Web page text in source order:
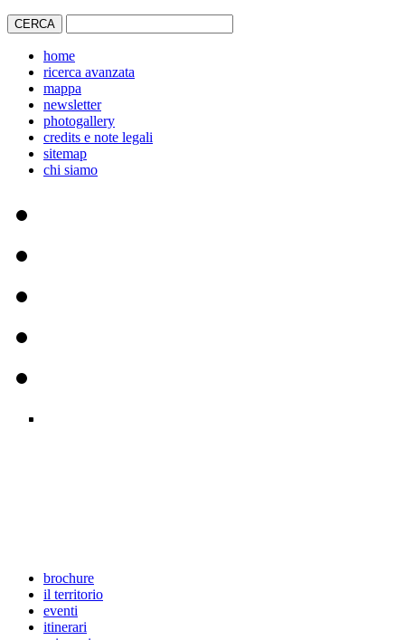
home
ricerca avanzata
mappa
newsletter
photogallery
credits e note legali
sitemap
chi siamo
brochure
il territorio
eventi
itinerari